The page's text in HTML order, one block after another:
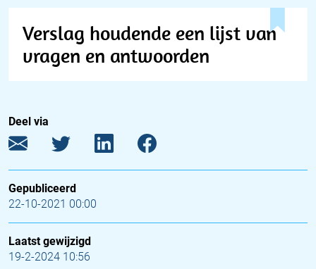
Verslag houdende een lijst van
vragen en antwoorden
Deel via
Gepubliceerd
22-10-2021 00:00
Laatst gewijzigd
19-2-2024 10:56